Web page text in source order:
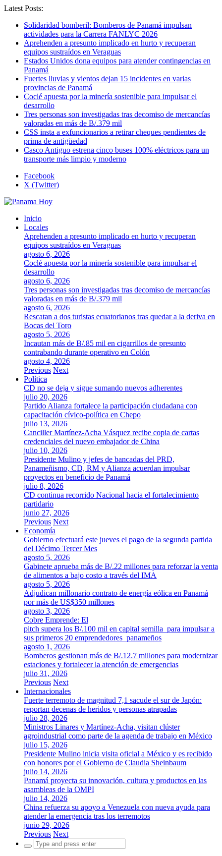
Latest Posts:
Solidaridad bomberil: Bomberos de Panamá impulsan
actividades para la Carrera FANLYC 2026
Aprehenden a presunto implicado en hurto y recuperan
equipos sustraídos en Veraguas
Estados Unidos dona equipos para atender contingencias en
Panamá
Fuertes lluvias y vientos dejan 15 incidentes en varias
provincias de Panamá
Coclé apuesta por la minería sostenible para impulsar el
desarrollo
Tres personas son investigadas tras decomiso de mercancías
valoradas en más de B/.379 mil
CSS insta a exfuncionarios a retirar cheques pendientes de
prima de antigüedad
Casco Antiguo estrena cinco buses 100% eléctricos para un
transporte más limpio y moderno
Facebook
X (Twitter)
Inicio
Locales
Aprehenden a presunto implicado en hurto y recuperan
equipos sustraídos en Veraguas
agosto 6, 2026
Coclé apuesta por la minería sostenible para impulsar el
desarrollo
agosto 6, 2026
Tres personas son investigadas tras decomiso de mercancías
valoradas en más de B/.379 mil
agosto 6, 2026
Rescatan a dos turistas ecuatorianos tras quedar a la deriva en
Bocas del Toro
agosto 5, 2026
Incautan más de B/.85 mil en cigarrillos de presunto
contrabando durante operativo en Colón
agosto 4, 2026
Previous Next
Política
CD no se deja y sigue sumando nuevos adherentes
julio 20, 2026
Partido Alianza fortalece la participación ciudadana con
capacitación cívico-política en Chepo
julio 13, 2026
Canciller Martínez-Acha Vásquez recibe copia de cartas
credenciales del nuevo embajador de China
julio 10, 2026
Presidente Mulino y jefes de bancadas del PRD,
Panameñismo, CD, RM y Alianza acuerdan impulsar
proyectos en beneficio de Panamá
julio 8, 2026
CD continua recorrido Nacional hacia el fortalecimiento
partidario
junio 27, 2026
Previous Next
Economía
Gobierno efectuará este jueves el pago de la segunda partida
del Décimo Tercer Mes
agosto 5, 2026
Gabinete aprueba más de B/.22 millones para reforzar la venta
de alimentos a bajo costo a través del IMA
agosto 5, 2026
Adjudican millonario contrato de energía eólica en Panamá
por más de US$350 millones
agosto 3, 2026
Cobre Emprende: El
pitch supera los B/.100 mil en capital semilla para impulsar a
sus primeros 20 emprendedores panameños
agosto 1, 2026
Bomberos gestionan más de B/.12.7 millones para modernizar
estaciones y fortalecer la atención de emergencias
julio 31, 2026
Previous Next
Internacionales
Fuerte terremoto de magnitud 7,1 sacude el sur de Japón:
reportan decenas de heridos y personas atrapadas
julio 28, 2026
Ministros Linares y Martínez-Acha, visitan clúster
agroindustrial como parte de la agenda de trabajo en México
julio 15, 2026
Presidente Mulino inicia visita oficial a México y es recibido
con honores por el Gobierno de Claudia Sheinbaum
julio 14, 2026
Panamá proyecta su innovación, cultura y productos en las
asambleas de la OMPI
julio 14, 2026
China refuerza su apoyo a Venezuela con nueva ayuda para
atender la emergencia tras los terremotos
junio 29, 2026
Previous Next
Search
for: